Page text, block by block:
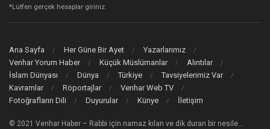
*Lütfen gerçek hesaplar giriniz.
Ana Sayfa Her Güne Bir Ayet
Yazarlarımız
Venhar Yorum Haber
Küçük Müslümanlar
Alıntılar
İslam Dünyası
Dünya Türkiye
Tavsiyelerimiz Var
Kavramlar
Röportajlar
Venhar Web TV
Fotoğrafların Dili
Duyurular Künye İletişim
© 2021 Venhar Haber – Rabbi için namaz kılan ve dik duran bir nesile…